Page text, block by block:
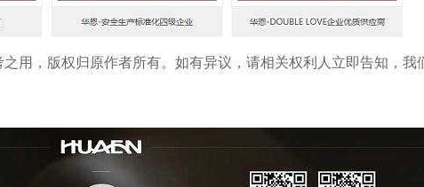
之用，版权归原作者所有。如有异议，请相关权利人立即告知，我